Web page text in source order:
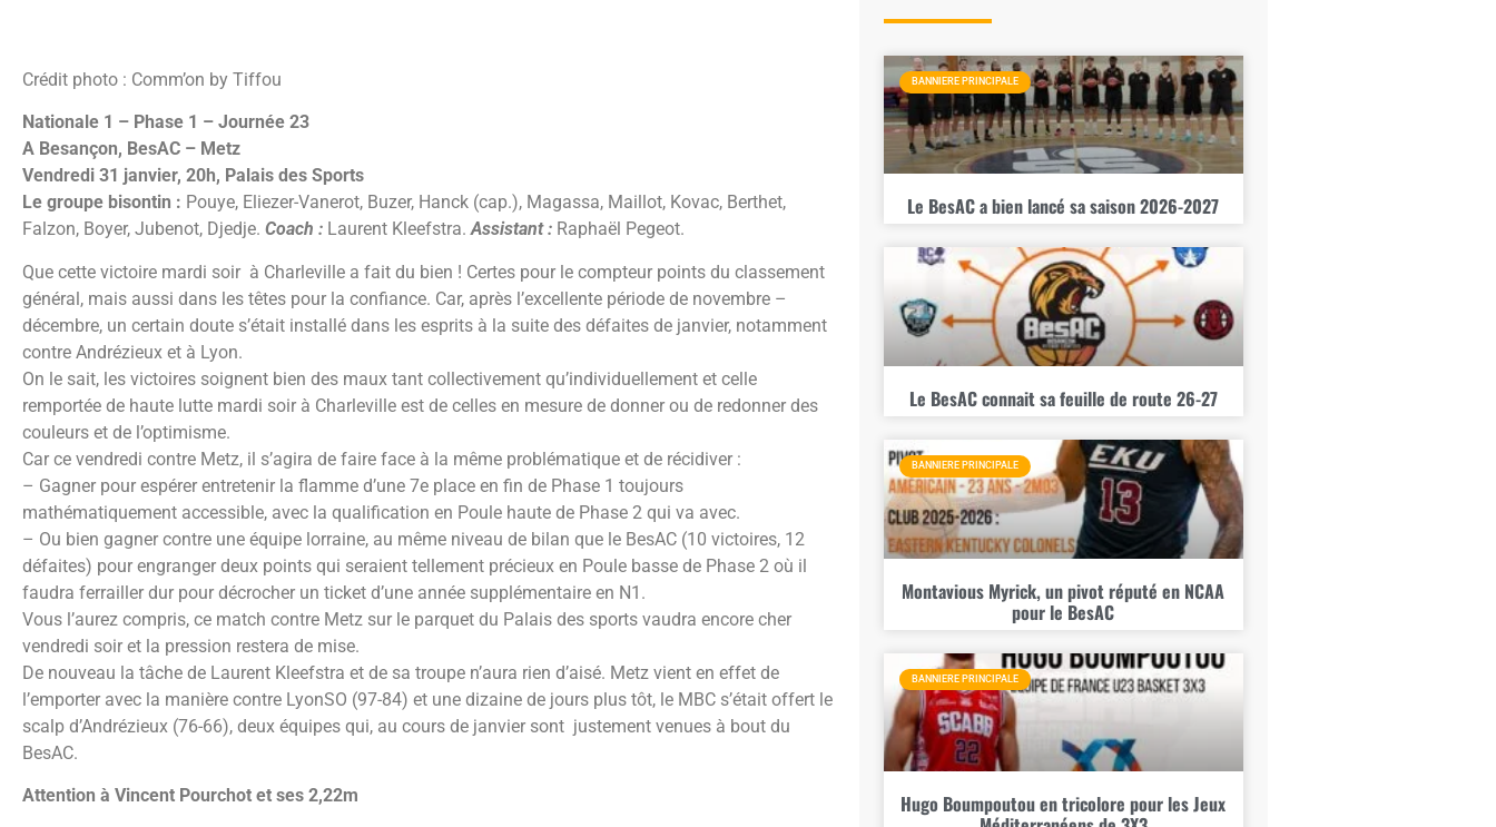
Crédit photo : Comm’on by Tiffou
Nationale 1 – Phase 1 – Journée 23
A Besançon, BesAC – Metz
Vendredi 31 janvier, 20h, Palais des Sports
Le groupe bisontin : Pouye, Eliezer-Vanerot, Buzer, Hanck (cap.), Magassa, Maillot, Kovac, Berthet,
Falzon, Boyer, Jubenot, Djedje. Coach : Laurent Kleefstra.Assistant : Raphaël Pegeot.
Que cette victoire mardi soir à Charleville a fait du bien ! Certes pour le compteur points du classement
général, mais aussi dans les têtes pour la confiance. Car, après l’excellente période de novembre –
décembre, un certain doute s’était installé dans les esprits à la suite des défaites de janvier, notamment
contre Andrézieux et à Lyon.
On le sait, les victoires soignent bien des maux tant collectivement qu’individuellement et celle
remportée de haute lutte mardi soir à Charleville est de celles en mesure de donner ou de redonner des
couleurs et de l’optimisme.
Car ce vendredi contre Metz, il s’agira de faire face à la même problématique et de récidiver :
– Gagner pour espérer entretenir la flamme d’une 7e place en fin de Phase 1 toujours
mathématiquement accessible, avec la qualification en Poule haute de Phase 2 qui va avec.
– Ou bien gagner contre une équipe lorraine, au même niveau de bilan que le BesAC (10 victoires, 12
défaites) pour engranger deux points qui seraient tellement précieux en Poule basse de Phase 2 où il
faudra ferrailler dur pour décrocher un ticket d’une année supplémentaire en N1.
Vous l’aurez compris, ce match contre Metz sur le parquet du Palais des sports vaudra encore cher
vendredi soir et la pression restera de mise.
De nouveau la tâche de Laurent Kleefstra et de sa troupe n’aura rien d’aisé. Metz vient en effet de
l’emporter avec la manière contre LyonSO (97-84) et une dizaine de jours plus tôt, le MBC s’était offert le
scalp d’Andrézieux (76-66), deux équipes qui, au cours de janvier sont justement venues à bout du
BesAC.
Attention à Vincent Pourchot et ses 2,22m
BANNIERE PRINCIPALE
Le BesAC a bien lancé sa saison 2026-2027
Le BesAC connait sa feuille de route 26-27
BANNIERE PRINCIPALE
Montavious Myrick, un pivot réputé en NCAA
pour le BesAC
BANNIERE PRINCIPALE
Hugo Boumpoutou en tricolore pour les Jeux